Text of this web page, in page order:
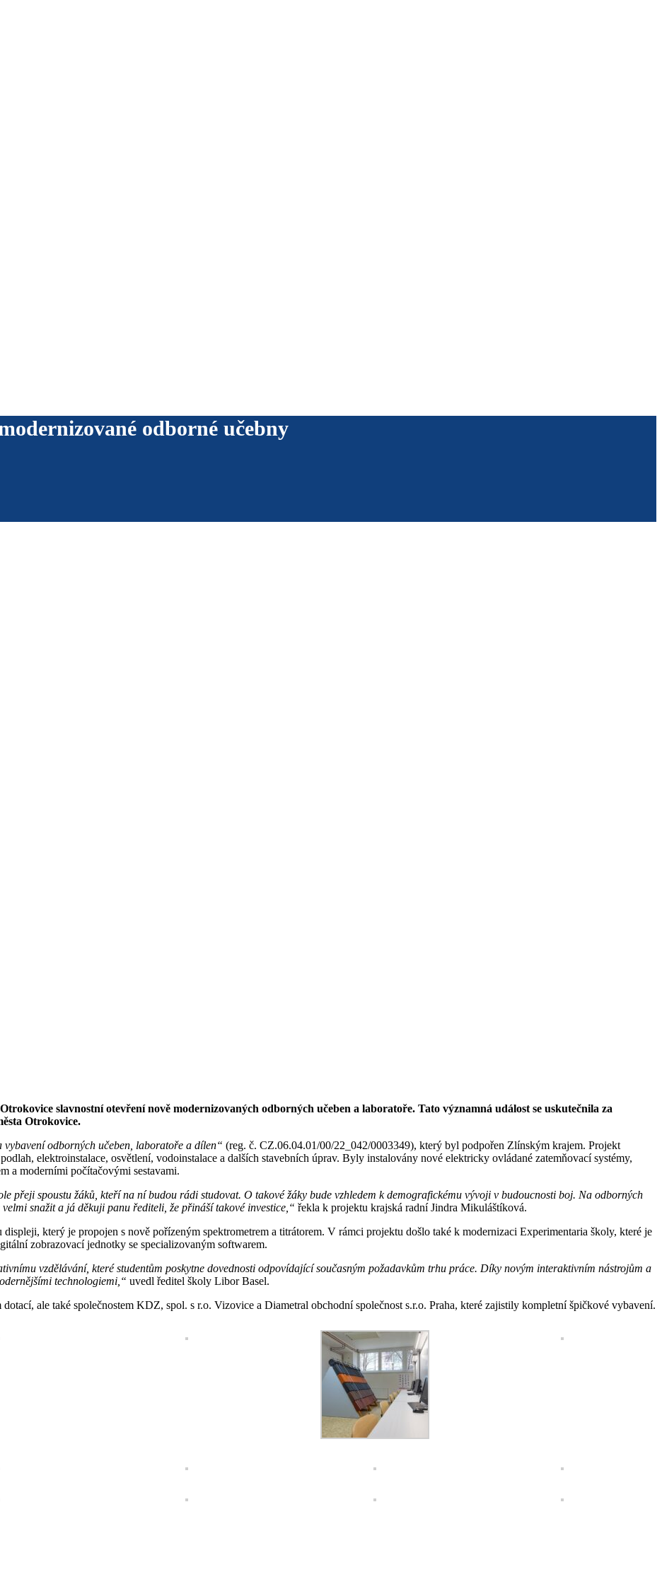
odborné učebny
slavnostní otevření nově modernizovaných odborných učeben a laboratoře. Tato významná událost se uskutečnila za
Otrokovice.
vybavení odborných učeben, laboratoře a dílen“ (reg. č. CZ.06.04.01/00/22_042/0003349), který byl podpořen Zlínským krajem. Projekt
elektroinstalace, osvětlení, vodoinstalace a dalších stavebních úprav. Byly instalovány nové elektricky ovládané zatemňovací systémy,
a moderními počítačovými sestavami.
přeji spoustu žáků, kteří na ní budou rádi studovat. O takové žáky bude vzhledem k demografickému vývoji v budoucnosti boj. Na odborných
snažit a já děkuji panu řediteli, že přináší takové investice,“ řekla k projektu krajská radní Jindra Mikuláštíková.
který je propojen s nově pořízeným spektrometrem a titrátorem. V rámci projektu došlo také k modernizaci Experimentaria školy, které je
zobrazovací jednotky se specializovaným softwarem.
vzdělávání, které studentům poskytne dovednosti odpovídající současným požadavkům trhu práce. Díky novým interaktivním nástrojům a
technologiemi,“ uvedl ředitel školy Libor Basel.
ale také společnostem KDZ, spol. s r.o. Vizovice a Diametral obchodní společnost s.r.o. Praha, které zajistily kompletní špičkové vybavení.